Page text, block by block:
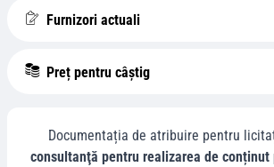
Furnizori actuali
Preț pentru câștig
Documentația de atribuire pentru
consultanţă pentru realizarea de